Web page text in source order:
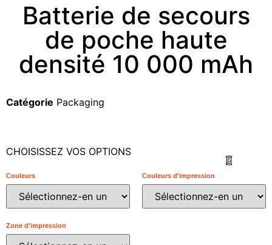
Batterie de secours
de poche haute
densité 10 000 mAh
Catégorie Packaging
CHOISISSEZ VOS OPTIONS
Couleurs Couleurs d'impression
Zone d'impression